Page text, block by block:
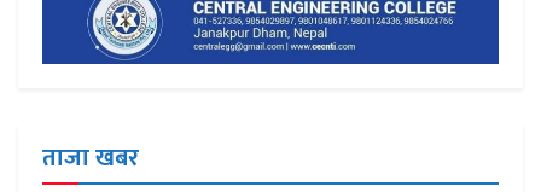
ताजा खबर